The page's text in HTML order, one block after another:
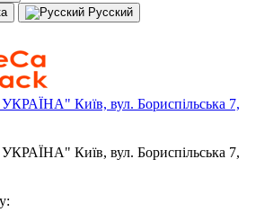
Русский
Київ, вул. Бориспільська 7,
Київ, вул. Бориспільська 7,